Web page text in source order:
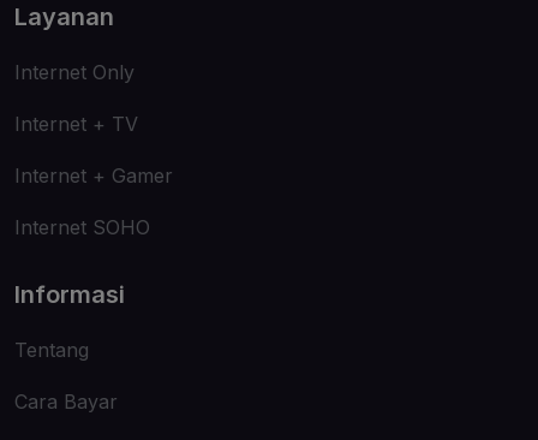
Layanan
Internet Only
Internet + TV
Internet + Gamer
Internet SOHO
Informasi
Tentang
Cara Bayar